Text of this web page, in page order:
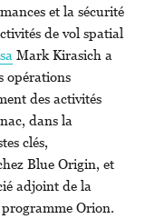
et la sécurité
de vol spatial
Mark Kirasich a
opérations
des activités
dans la
clés,
Blue Origin, et
adjoint de la
Orion.